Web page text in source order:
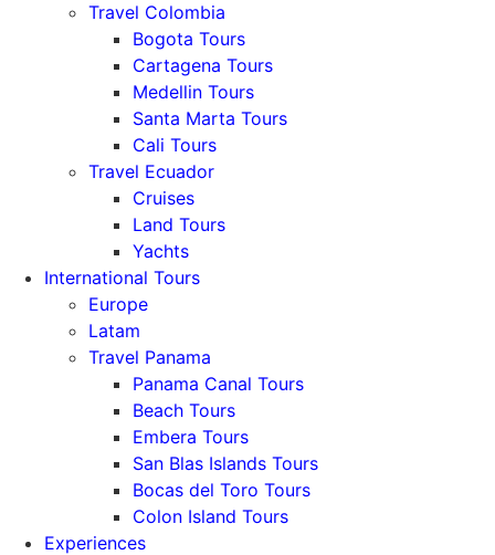
Travel Colombia
Bogota Tours
Cartagena Tours
Medellin Tours
Santa Marta Tours
Cali Tours
Travel Ecuador
Cruises
Land Tours
Yachts
International Tours
Europe
Latam
Travel Panama
Panama Canal Tours
Beach Tours
Embera Tours
San Blas Islands Tours
Bocas del Toro Tours
Colon Island Tours
Experiences